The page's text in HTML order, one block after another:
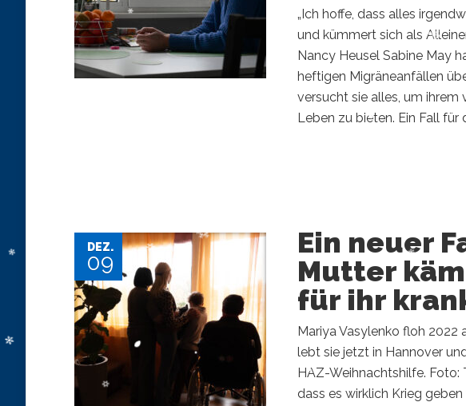
„Ich hoffe, dass alles
und kümmert sich als
Nancy Heusel Sabine May
heftigen Migräneanfällen
versucht sie alles, um
Leben zu bieten. Ein Fall für
DEZ.
09
Ein neuer
Mutter
für ihr
Mariya Vasylenko floh 2022
lebt sie jetzt in Hannover
HAZ-Weihnachtshilfe. Foto:
dass es wirklich Krieg